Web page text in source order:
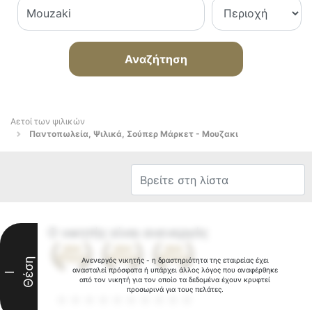
Αναζήτηση
Αετοί των ψιλικών
Παντοπωλεία, Ψιλικά, Σούπερ Μάρκετ - Μουζακι
Ανενεργός νικητής - η δραστηριότητα της εταιρείας έχει
ανασταλεί πρόσφατα ή υπάρχει άλλος λόγος που αναφέρθηκε
από τον νικητή για τον οποίο τα δεδομένα έχουν κρυφτεί
προσωρινά για τους πελάτες.
I Θέση